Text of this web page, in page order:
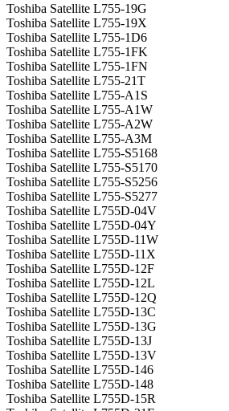
Toshiba Satellite L755-19G
Toshiba Satellite L755-19X
Toshiba Satellite L755-1D6
Toshiba Satellite L755-1FK
Toshiba Satellite L755-1FN
Toshiba Satellite L755-21T
Toshiba Satellite L755-A1S
Toshiba Satellite L755-A1W
Toshiba Satellite L755-A2W
Toshiba Satellite L755-A3M
Toshiba Satellite L755-S5168
Toshiba Satellite L755-S5170
Toshiba Satellite L755-S5256
Toshiba Satellite L755-S5277
Toshiba Satellite L755D-04V
Toshiba Satellite L755D-04Y
Toshiba Satellite L755D-11W
Toshiba Satellite L755D-11X
Toshiba Satellite L755D-12F
Toshiba Satellite L755D-12L
Toshiba Satellite L755D-12Q
Toshiba Satellite L755D-13C
Toshiba Satellite L755D-13G
Toshiba Satellite L755D-13J
Toshiba Satellite L755D-13V
Toshiba Satellite L755D-146
Toshiba Satellite L755D-148
Toshiba Satellite L755D-15R